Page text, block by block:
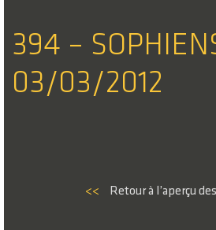
394 –
03/03/2012
<< Retour à l’aperçu